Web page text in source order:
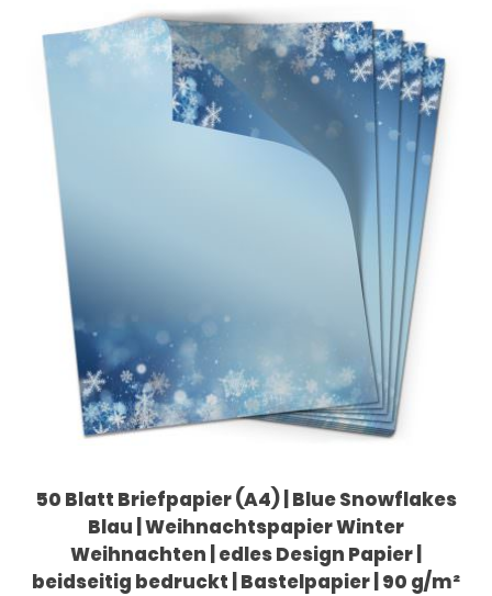
50 Blatt Briefpapier (A4) | Blue Snowflakes
Blau | Weihnachtspapier Winter
Weihnachten | edles Design Papier |
beidseitig bedruckt | Bastelpapier | 90 g/m²